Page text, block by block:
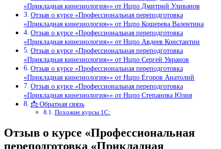
«Прикладная кинезиология»» от Нцпо Дмитрий Уливанов
Отзыв о курсе «Профессиональная переподготовка
«Прикладная кинезиология»» от Нцпо Кошерева Валентина
Отзыв о курсе «Профессиональная переподготовка
«Прикладная кинезиология»» от Нцпо Авдеев Константин
Отзыв о курсе «Профессиональная переподготовка
«Прикладная кинезиология»» от Нцпо Сергей Увранов
Отзыв о курсе «Профессиональная переподготовка
«Прикладная кинезиология»» от Нцпо Егоров Анатолий
Отзыв о курсе «Профессиональная переподготовка
«Прикладная кинезиология»» от Нцпо Степанова Юлия
📩 Обратная связь
Похожие курсы 1С:
Отзыв о курсе «Профессиональная
переподготовка «Прикладная